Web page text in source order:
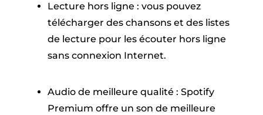
Lecture hors ligne : vous pouvez
télécharger des chansons et des listes
de lecture pour les écouter hors ligne
sans connexion Internet.
Audio de meilleure qualité : Spotify
Premium offre un son de meilleure